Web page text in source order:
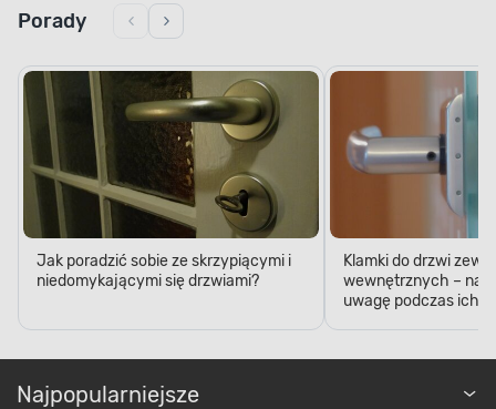
Porady
Jak poradzić sobie ze skrzypiącymi i
niedomykającymi się drzwiami?
Klamki do drzwi
wewnętrznych – na
uwagę podczas ich
Najpopularniejsze